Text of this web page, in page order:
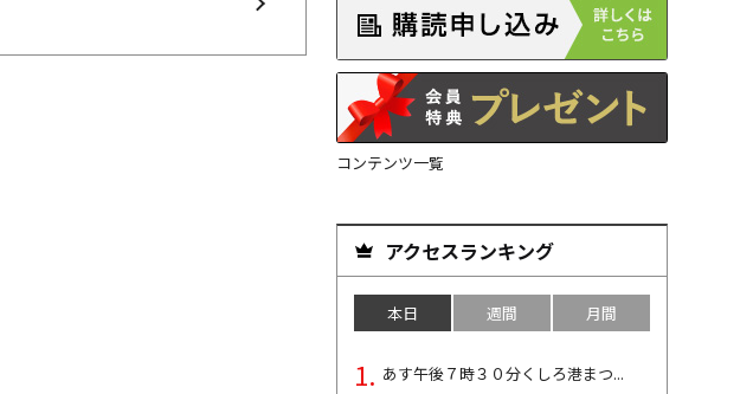
コンテンツ一覧
アクセスランキング
本日 週間 月間
あす午後７時３０分くしろ港まつ...